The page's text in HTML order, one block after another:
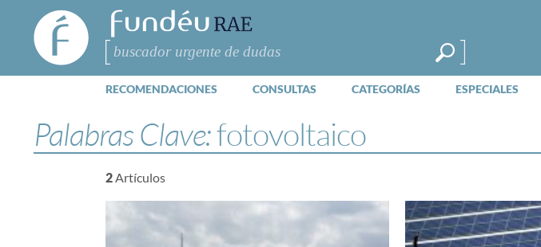
FundéuRAE
- Fundación
del Español
Urgente
Buscar
RECOMENDACIONES CONSULTAS CATEGORÍAS ESPECIALES
Palabras Clave:fotovoltaico
2Artículos